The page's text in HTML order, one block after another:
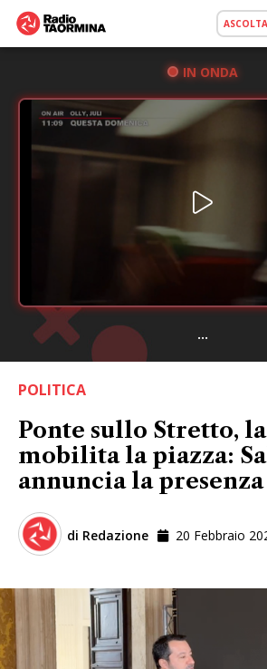
ASCOLTA
IN ONDA
...
POLITICA
Ponte sullo Stretto,
mobilita la piazza:
annuncia la presenza
di Redazione 20 Febbraio